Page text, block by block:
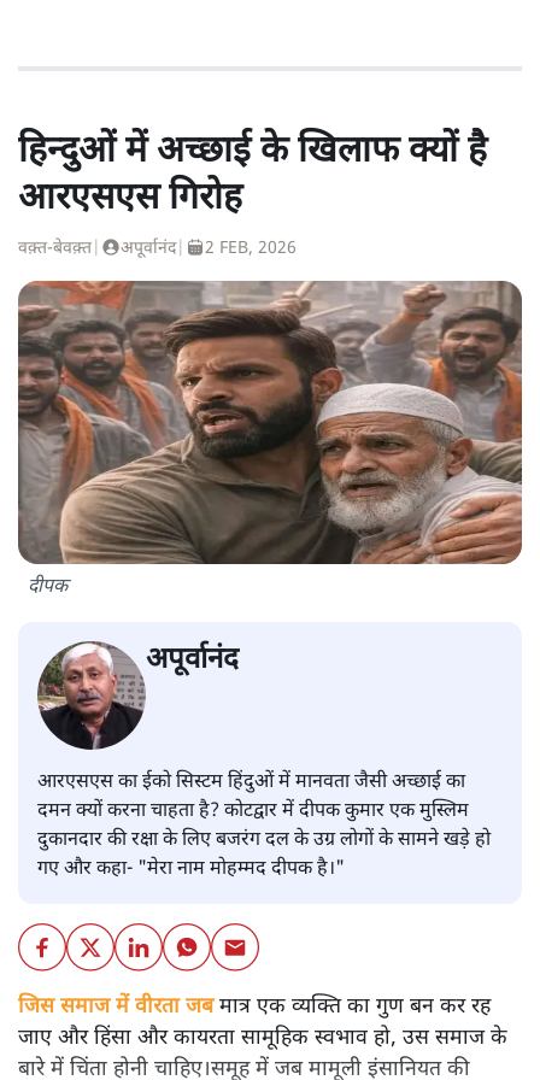
हिन्दुओं में अच्छाई के खिलाफ क्यों है
आरएसएस गिरोह
वक़्त-बेवक़्त अपूर्वानंद| 2 FEB, 2026
दीपक
अपूर्वानंद
आरएसएस का ईको सिस्टम हिंदुओं में मानवता जैसी अच्छाई का
दमन क्यों करना चाहता है? कोटद्वार में दीपक कुमार एक मुस्लिम
दुकानदार की रक्षा के लिए बजरंग दल के उग्र लोगों के सामने खड़े हो
गए और कहा- "मेरा नाम मोहम्मद दीपक है।"
जिस समाज में वीरता जबमात्र एक व्यक्ति का गुण बन कर रह
जाए और हिंसा और कायरता सामूहिक स्वभाव हो, उस समाज के
बारे में चिंता होनी चाहिए।समूह में जब मामूली इंसानियत की